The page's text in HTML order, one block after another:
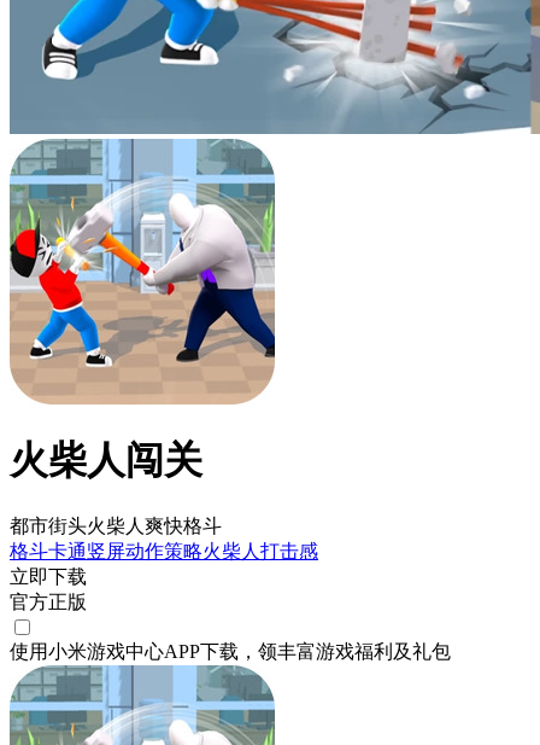
火柴人闯关
都市街头火柴人爽快格斗
格斗卡通竖屏动作策略火柴人 打击感
立即下载
官方正版
使用小米游戏中心APP下载 ，领丰富游戏福利 及礼包